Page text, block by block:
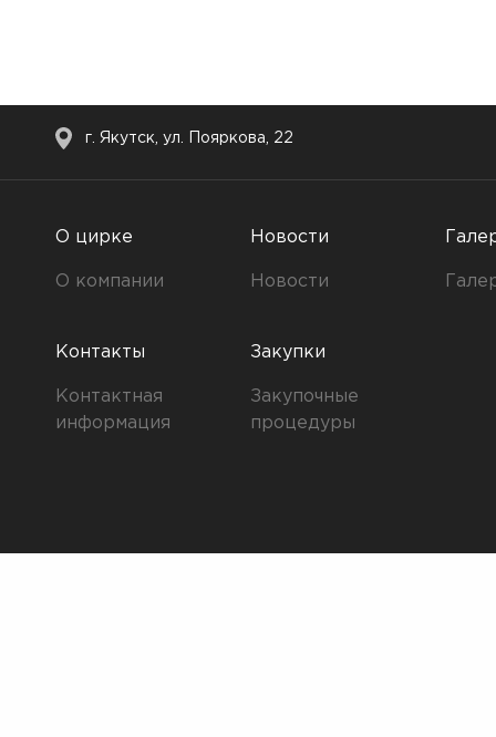
г. Якутск, ул. Пояркова, 22
О цирке
О компании
Новости
Новости
Контакты
Контактная
информация
Закупки
Закупочные
процедуры